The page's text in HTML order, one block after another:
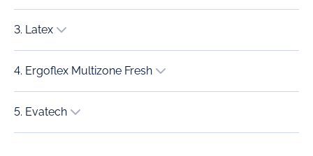
3. Latex
4. Ergoflex Multizone Fresh
5. Evatech